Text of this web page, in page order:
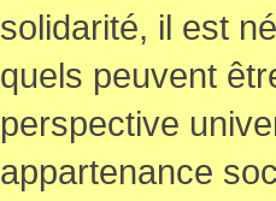
solidarité, il est
quels peuvent
perspective
appartenance